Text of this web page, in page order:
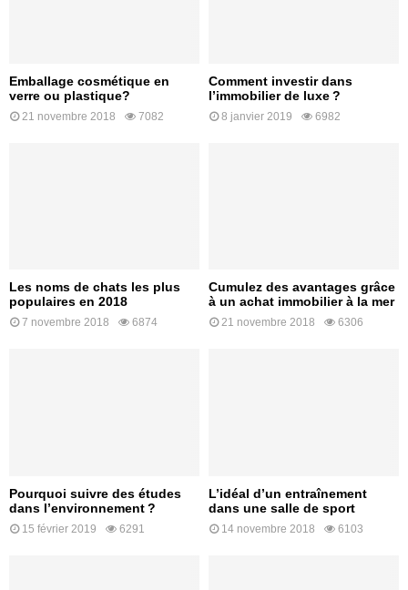
Emballage cosmétique en
verre ou plastique?
21 novembre 2018 7082
Comment investir dans
l’immobilier de luxe ?
8 janvier 2019 6982
Les noms de chats les plus
populaires en 2018
7 novembre 2018 6874
Cumulez des avantages grâce
à un achat immobilier à la mer
21 novembre 2018 6306
Pourquoi suivre des études
dans l’environnement ?
15 février 2019 6291
L’idéal d’un entraînement
dans une salle de sport
14 novembre 2018 6103